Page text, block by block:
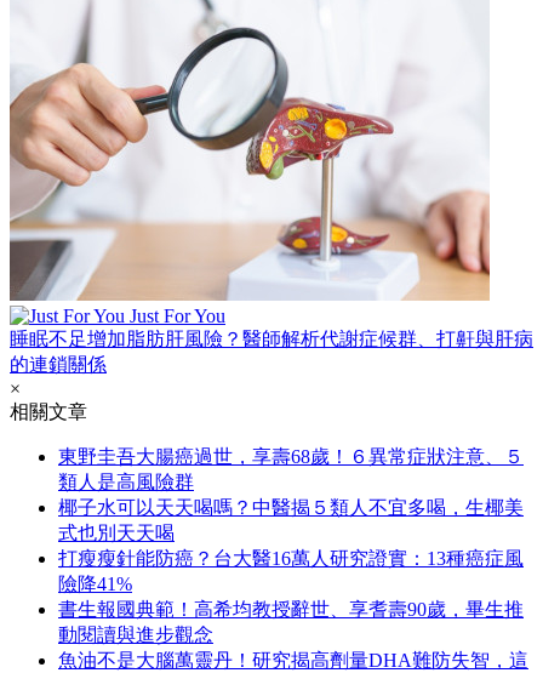
Just For You
睡眠不足增加脂肪肝風險？醫師解析代謝症候群、打鼾與肝病
的連鎖關係
×
相關文章
東野圭吾大腸癌過世，享壽68歲！６異常症狀注意、５
類人是高風險群
椰子水可以天天喝嗎？中醫揭５類人不宜多喝，生椰美
式也別天天喝
打瘦瘦針能防癌？台大醫16萬人研究證實：13種癌症風
險降41%
書生報國典範！高希均教授辭世、享耆壽90歲，畢生推
動閱讀與進步觀念
魚油不是大腦萬靈丹！研究揭高劑量DHA難防失智，這